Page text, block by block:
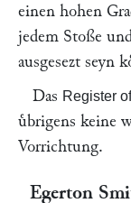
einen hohen
jedem Stoße
ausgesezt seyn
Das Register
uͤbrigens keine
Vorrichtung.
Egerton